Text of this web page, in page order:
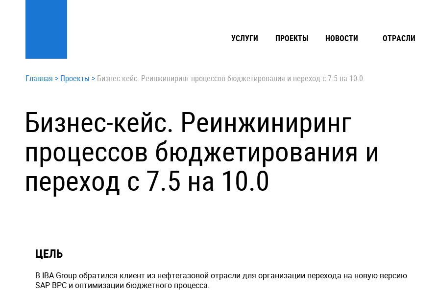
УСЛУГИ ПРОЕКТЫ НОВОСТИ ОТРАСЛИ
Главная > Проекты > Бизнес-кейс. Реинжиниринг процессов бюджетирования и переход с 7.5 на 10.0
Бизнес-кейс. Реинжиниринг
процессов бюджетирования и
переход с 7.5 на 10.0
ЦЕЛЬ
В IBA Group обратился клиент из нефтегазовой отрасли для организации перехода на новую версию
SAP BPC и оптимизации бюджетного процесса.